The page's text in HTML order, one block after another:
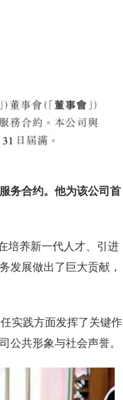
务合约。他为该公司首
培养新一代人才、引进
发展做出了巨大贡献，
实践方面发挥了关键作
公共形象与社会声誉。